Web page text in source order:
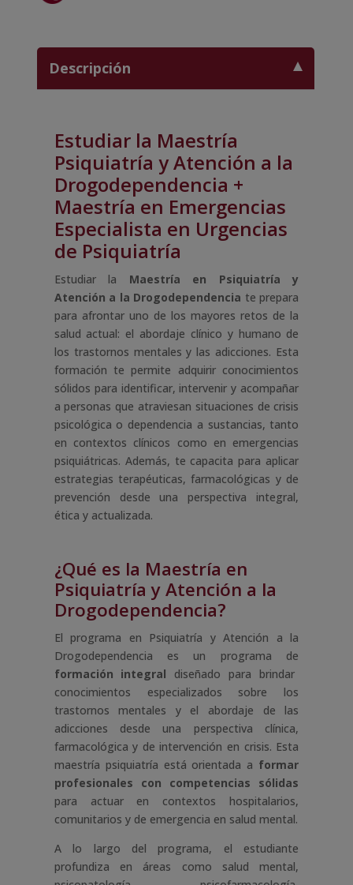
Psiquiatría
cantidad
Descripción
Estudiar la Maestría
Psiquiatría y Atención a la
Drogodependencia +
Maestría en Emergencias
Especialista en Urgencias
de Psiquiatría
Estudiar la Maestría en Psiquiatría y
Atención a la Drogodependencia te prepara
para afrontar uno de los mayores retos de la
salud actual: el abordaje clínico y humano de
los trastornos mentales y las adicciones. Esta
formación te permite adquirir conocimientos
sólidos para identificar, intervenir y acompañar
a personas que atraviesan situaciones de crisis
psicológica o dependencia a sustancias, tanto
en contextos clínicos como en emergencias
psiquiátricas. Además, te capacita para aplicar
estrategias terapéuticas, farmacológicas y de
prevención desde una perspectiva integral,
ética y actualizada.
¿Qué es la Maestría en
Psiquiatría y Atención a la
Drogodependencia?
El programa en Psiquiatría y Atención a la
Drogodependencia es un programa de
formación integral diseñado para brindar
conocimientos especializados sobre los
trastornos mentales y el abordaje de las
adicciones desde una perspectiva clínica,
farmacológica y de intervención en crisis. Esta
maestría psiquiatría está orientada a formar
profesionales con competencias sólidas
para actuar en contextos hospitalarios,
comunitarios y de emergencia en salud mental.
A lo largo del programa, el estudiante
profundiza en áreas como salud mental,